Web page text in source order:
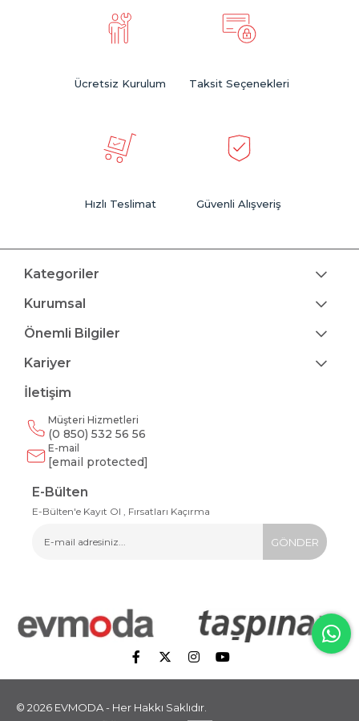
Ücretsiz Kurulum Taksit Seçenekleri
Hızlı Teslimat Güvenli Alışveriş
Kategoriler
Kurumsal
Önemli Bilgiler
Kariyer
İletişim
Müşteri Hizmetleri
(0 850) 532 56 56
E-mail
[email protected]
E-Bülten
E-Bülten'e Kayıt Ol , Fırsatları Kaçırma
GÖNDER
© 2026 EVMODA - Her Hakkı Saklıdır.